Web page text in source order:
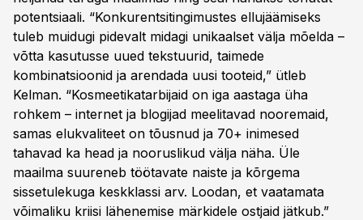
potentsiaali. “Konkurentsitingimustes ellujäämiseks
tuleb muidugi pidevalt midagi unikaalset välja mõelda –
võtta kasutusse uued tekstuurid, taimede
kombinatsioonid ja arendada uusi tooteid,” ütleb
Kelman. “Kosmeetikatarbijaid on iga aastaga üha
rohkem – internet ja blogijad meelitavad nooremaid,
samas elukvaliteet on tõusnud ja 70+ inimesed
tahavad ka head ja nooruslikud välja näha. Üle
maailma suureneb töötavate naiste ja kõrgema
sissetulekuga keskklassi arv. Loodan, et vaatamata
võimaliku kriisi lähenemise märkidele ostjaid jätkub.”